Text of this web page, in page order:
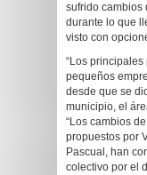
sufrido cambios
durante lo que
visto con
“Los
pequeños
desde que se
municipio, el
“Los cambios
propuestos por
Pascual, han
colectivo por el